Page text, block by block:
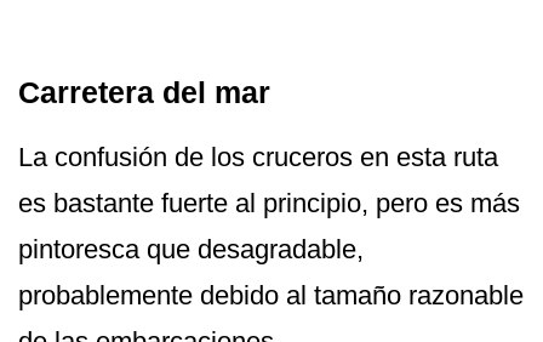
Carretera del mar
La confusión de los cruceros en esta ruta
es bastante fuerte al principio, pero es más
pintoresca que desagradable,
probablemente debido al tamaño razonable